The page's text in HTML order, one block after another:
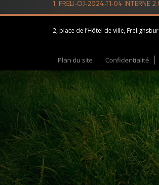
1. FRELI-OJ-2024-11-04 INTERNE
2, place de l’Hôtel de ville,
Plan du site Confidentialité